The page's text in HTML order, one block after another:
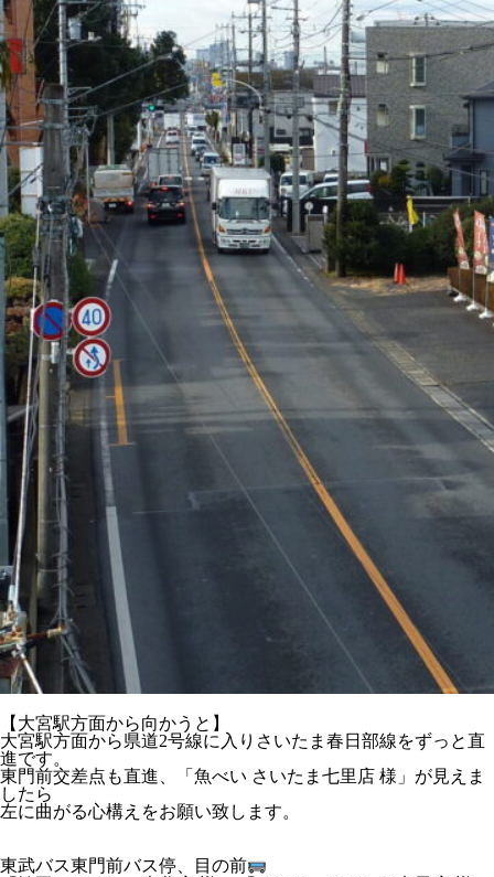
【大宮駅方面から向かうと】
大宮駅方面から県道2号線に入りさいたま春日部線をずっと直
進です。
東門前交差点も直進、「魚べい さいたま七里店 様」が見えま
したら
左に曲がる心構えをお願い致します。
東武バス東門前バス停、目の前